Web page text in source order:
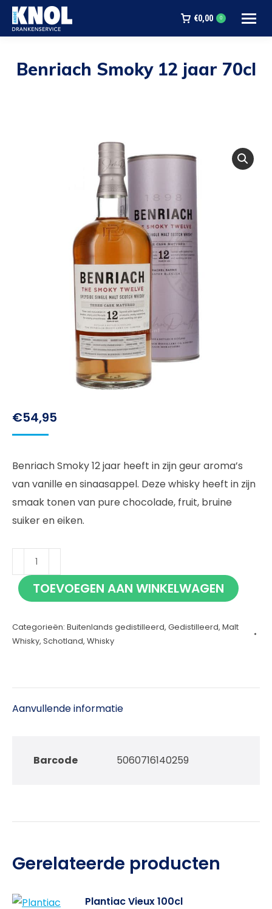
€0,00 0
Benriach Smoky 12 jaar 70cl
€54,95
Benriach Smoky 12 jaar heeft in zijn geur aroma’s
van vanille en sinaasappel. Deze whisky heeft in zijn
smaak tonen van pure chocolade, fruit, bruine
suiker en eiken.
Benriach
Smoky
12
70cl
aantal
TOEVOEGEN AAN WINKELWAGEN
Categorieën: Buitenlands gedistilleerd, Gedistilleerd, Malt
Whisky, Schotland, Whisky
Aanvullende informatie
Barcode 5060716140259
Gerelateerde producten
Plantiac Vieux 100cl